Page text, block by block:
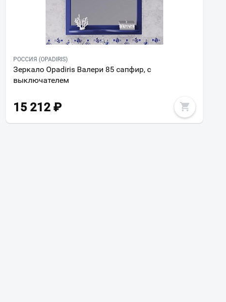
РОССИЯ (OPADIRIS)
Зеркало Opadiris Валери 85 сапфир, с
выключателем
15 212 ₽